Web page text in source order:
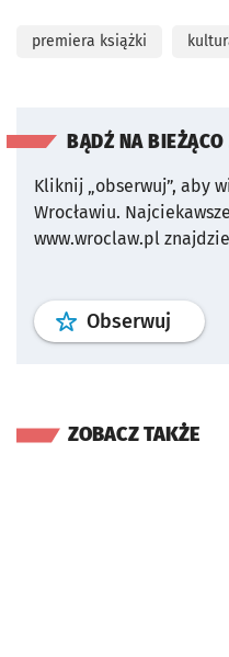
premiera książki
BĄDŹ NA
Kliknij „obserwuj”, aby
Wrocławiu.
www.wroclaw.pl
Obserwuj profil
ZOBACZ TAKŻE